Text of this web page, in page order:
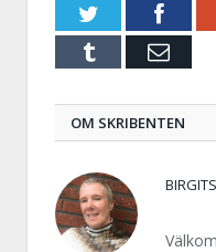
Twitter
Tumblr E-
OM SKRIBENTEN